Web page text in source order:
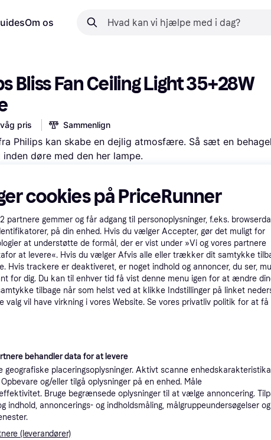
Om os
Bliss Fan Ceiling Light 35+28W
pris Sammenlign
Philips kan skabe en dejlig atmosfære. Så sæt en
inden døre med den her lampe.
2.009 kr.
cookies på PriceRunner
partnere gemmer og får adgang til personoplysninger, f.eks.
på din enhed. Hvis du vælger Accepter, gør det muligt for
at understøtte de formål, der er vist under »Vi og vores partnere
at levere«. Hvis du vælger Afvis alle eller trækker dit samtykke
Hvis trackere er deaktiveret, er noget indhold og annoncer, du ser,
for dig. Du kan til enhver tid få vist denne menu igen for at ændre
tilbage når som helst ved at klikke Indstillinger på linket
valg vil have virkning i vores Website. Se vores privatliv politik for at
behandler data for at levere
geografiske placeringsoplysninger. Aktivt scanne
og/eller tilgå oplysninger på en enhed. Måle
Bruge begrænsede oplysninger til at vælge annoncering.
indhold, annoncerings- og indholdsmåling, målgruppeundersøgelser og
(leverandører)